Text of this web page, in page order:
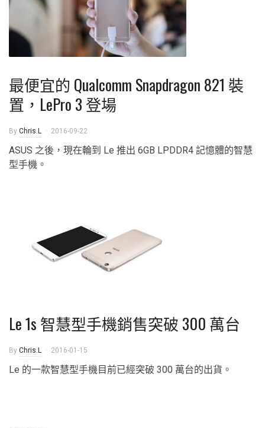
最便宜的 Qualcomm Snapdragon 821 裝
置，LePro 3 登場
By Chris.L 2016-09-22
ASUS 之後，現在輪到 Le 推出 6GB LPDDR4 記憶體的智慧
型手機。
Le 1s 智慧型手機銷售突破 300 萬台
By Chris.L 2016-01-15
Le 的一款智慧型手機目前已經突破 300 萬台的出貨。